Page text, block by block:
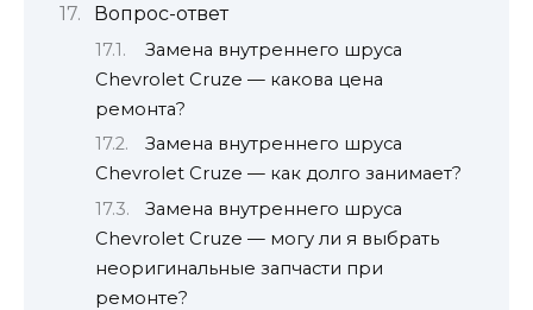
Вопрос-ответ
Замена внутреннего шруса
Chevrolet Cruze — какова цена
ремонта?
Замена внутреннего шруса
Chevrolet Cruze — как долго занимает?
Замена внутреннего шруса
Chevrolet Cruze — могу ли я выбрать
неоригинальные запчасти при
ремонте?